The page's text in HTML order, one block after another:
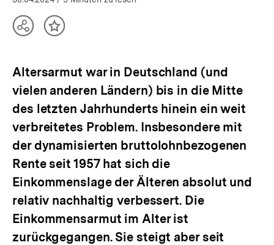
TeilenInhalt
Altersarmut war in Deutschland (und
vielen anderen Ländern) bis in die Mitte
des letzten Jahrhunderts hinein ein weit
verbreitetes Problem. Insbesondere mit
der dynamisierten bruttolohnbezogenen
Rente seit 1957 hat sich die
Einkommenslage der Älteren absolut und
relativ nachhaltig verbessert. Die
Einkommensarmut im Alter ist
zurückgegangen. Sie steigt aber seit